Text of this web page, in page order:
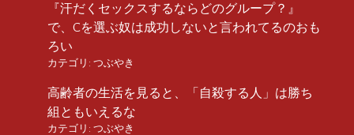
『汗だくセックスするならどのグループ？』
で、Cを選ぶ奴は成功しないと言われてるのおも
ろい
カテゴリ: つぶやき
高齢者の生活を見ると、「自殺する人」は勝ち
組ともいえるな
カテゴリ: つぶやき